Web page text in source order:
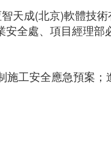
天成(北京)軟體技
全處、項目經理部
工安全應急預案